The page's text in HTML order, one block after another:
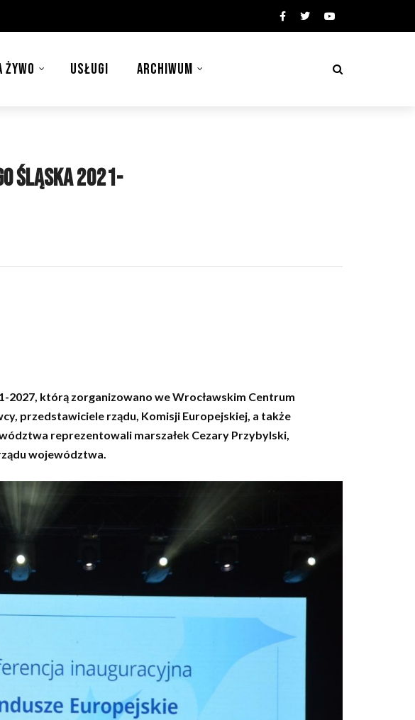
ŻYWO USŁUGI ARCHIWUM
Śląska 2021-
2027, którą zorganizowano we Wrocławskim Centrum
przedstawiciele rządu, Komisji Europejskiej, a także
reprezentowali marszałek Cezary Przybylski,
województwa.